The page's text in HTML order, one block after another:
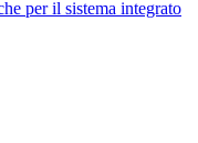
per il sistema integrato